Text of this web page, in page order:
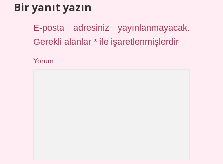
Bir yanıt yazın
E-posta adresiniz yayınlanmayacak.
Gerekli alanlar* ile işaretlenmişlerdir
Yorum